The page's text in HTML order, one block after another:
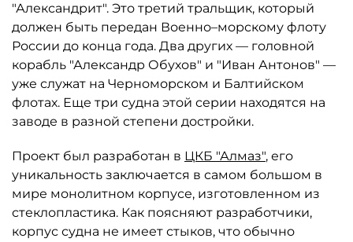
"Александрит". Это третий тральщик, который
должен быть передан Военно–морскому флоту
России до конца года. Два других — головной
корабль "Александр Обухов" и "Иван Антонов" —
уже служат на Черноморском и Балтийском
флотах. Еще три судна этой серии находятся на
заводе в разной степени достройки.
Проект был разработан в ЦКБ "Алмаз", его
уникальность заключается в самом большом в
мире монолитном корпусе, изготовленном из
стеклопластика. Как поясняют разработчики,
корпус судна не имеет стыков, что обычно